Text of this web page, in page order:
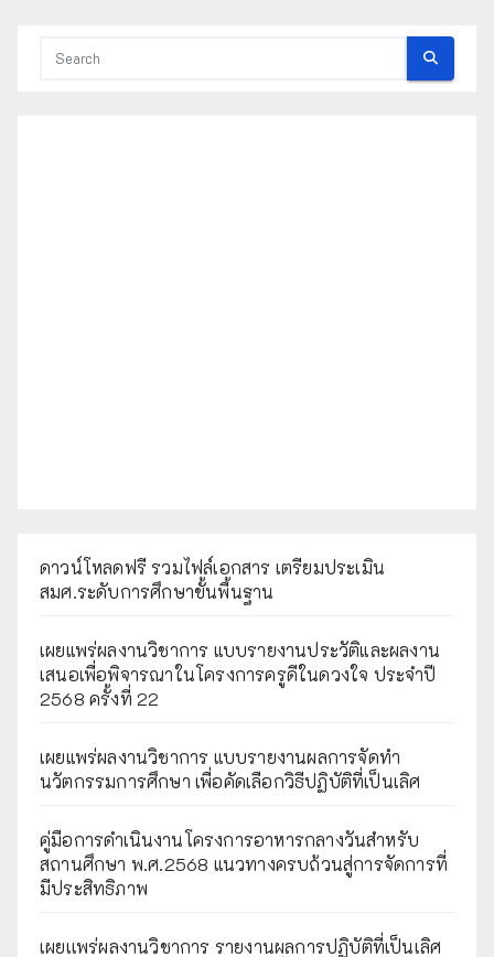
ดาวน์โหลดฟรี รวมไฟล์เอกสาร เตรียมประเมิน
สมศ.ระดับการศึกษาขั้นพื้นฐาน
เผยแพร่ผลงานวิชาการ แบบรายงานประวัติและผลงาน
เสนอเพื่อพิจารณาในโครงการครูดีในดวงใจ ประจำปี
2568 ครั้งที่ 22
เผยแพร่ผลงานวิชาการ แบบรายงานผลการจัดทำ
นวัตกรรมการศึกษา เพื่อคัดเลือกวิธีปฏิบัติที่เป็นเลิศ
คู่มือการดำเนินงานโครงการอาหารกลางวันสำหรับ
สถานศึกษา พ.ศ.2568 แนวทางครบถ้วนสู่การจัดการที่
มีประสิทธิภาพ
เผยเเพร่ผลงานวิชาการ รายงานผลการปฏิบัติที่เป็นเลิศ